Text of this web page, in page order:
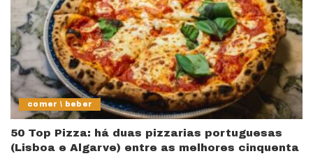
comer \ beber
50 Top Pizza: há duas pizzarias portuguesas
(Lisboa e Algarve) entre as melhores cinquenta